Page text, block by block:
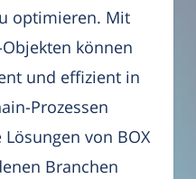
optimieren. Mit
können
und effizient in
Prozessen
von BOX
Branchen